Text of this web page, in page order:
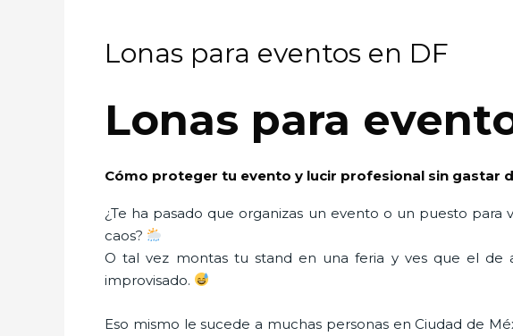
Lonas para eventos en DF
Lonas para
Cómo proteger tu evento y lucir profesional sin gastar
¿Te ha pasado que organizas un evento o un puesto
caos?
O tal vez montas tu stand en una feria y ves que el
improvisado.
Eso mismo le sucede a muchas personas en Ciudad de